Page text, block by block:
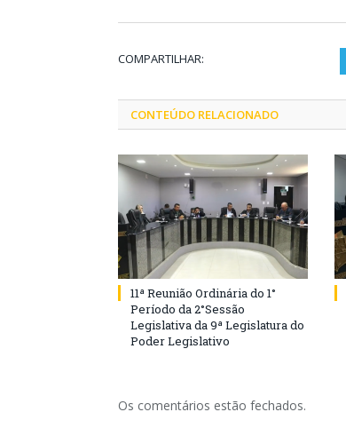
COMPARTILHAR:
CONTEÚDO RELACIONADO
11ª Reunião Ordinária do 1°
Período da 2°Sessão
Legislativa da 9ª Legislatura do
Poder Legislativo
Os comentários estão fechados.